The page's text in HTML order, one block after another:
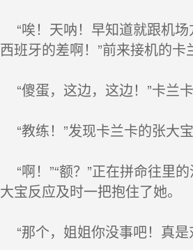
“唉！天呐！早知道就跟机
西班牙的差啊！”前来接机的卡
“傻蛋，这边，这边！”卡兰
“教练！”发现卡兰卡的张大
“啊！”“额？”正在拼命往里
大宝反应及时一把抱住了她。
“那个，姐姐你没事吧！真是